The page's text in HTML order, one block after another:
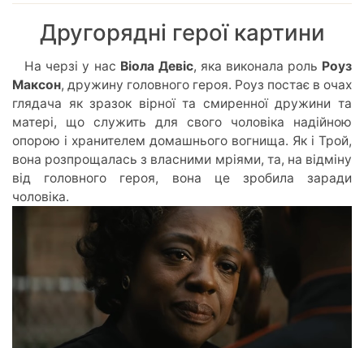
Другорядні герої картини
На черзі у нас Віола Девіс, яка виконала роль Роуз
Максон, дружину головного героя. Роуз постає в очах
глядача як зразок вірної та смиренної дружини та
матері, що служить для свого чоловіка надійною
опорою і хранителем домашнього вогнища. Як і Трой,
вона розпрощалась з власними мріями, та, на відміну
від головного героя, вона це зробила заради
чоловіка.